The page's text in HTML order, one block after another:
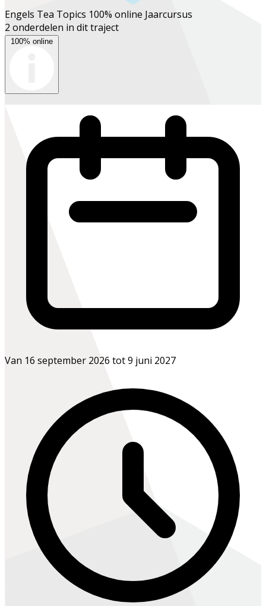
Engels Tea Topics 100% online Jaarcursus
2 onderdelen in dit traject
100% online
Van 16 september 2026 tot 9 juni 2027